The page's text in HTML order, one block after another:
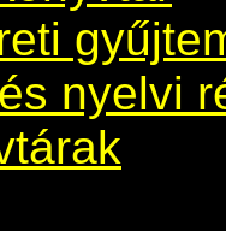
nyelvi